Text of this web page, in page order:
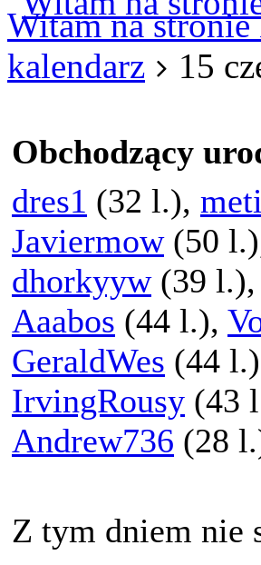
Witam na
kalendarz
15
Obchodzący
dres1 (32 l.),
Javiermow(50
dhorkyyw(39 l.),
Aaabos (44 l.),
GeraldWes (44
IrvingRousy (43
Andrew736 (28
Z tym dniem nie